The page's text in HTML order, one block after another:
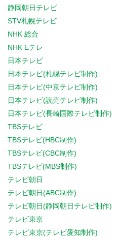
静岡朝日テレビ
STV札幌テレビ
NHK 総合
NHK Eテレ
日本テレビ
日本テレビ(札幌テレビ制作)
日本テレビ(中京テレビ制作)
日本テレビ(読売テレビ制作)
日本テレビ(長崎国際テレビ制作)
TBSテレビ
TBSテレビ(HBC制作)
TBSテレビ(CBC制作)
TBSテレビ(MBS制作)
テレビ朝日
テレビ朝日(ABC制作)
テレビ朝日(静岡朝日テレビ制作)
テレビ東京
テレビ東京(テレビ愛知制作)